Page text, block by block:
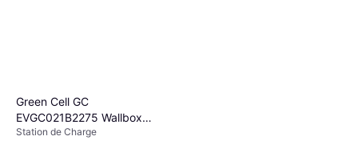
Green Cell GC
EVGC021B2275 Wallbox
Charge Voiture Électrique
Station de Charge